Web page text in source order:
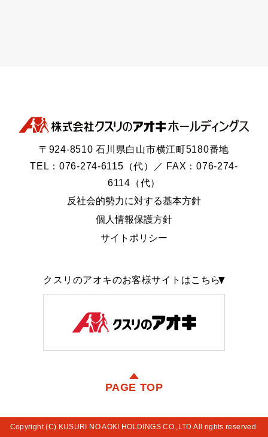
〒924-8510 石川県白山市横江町5180番地
TEL：076-274-6115（代）／ FAX：076-274-
6114（代）
反社会的勢力に対する基本方針
個人情報保護方針
サイトポリシー
クスリのアオキのお客様サイトはこちら
PAGE TOP
Copyright (C) KUSURI NO AOKI HOLDINGS CO.,LTD All rights reserved.